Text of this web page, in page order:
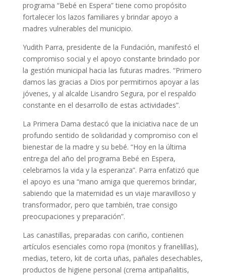
programa “Bebé en Espera” tiene como propósito
fortalecer los lazos familiares y brindar apoyo a
madres vulnerables del municipio.
Yudith Parra, presidente de la Fundación, manifestó el
compromiso social y el apoyo constante brindado por
la gestión municipal hacia las futuras madres. “Primero
damos las gracias a Dios por permitirnos apoyar a las
jóvenes, y al alcalde Lisandro Segura, por el respaldo
constante en el desarrollo de estas actividades”.
La Primera Dama destacó que la iniciativa nace de un
profundo sentido de solidaridad y compromiso con el
bienestar de la madre y su bebé. “Hoy en la última
entrega del año del programa Bebé en Espera,
celebramos la vida y la esperanza”. Parra enfatizó que
el apoyo es una “mano amiga que queremos brindar,
sabiendo que la maternidad es un viaje maravilloso y
transformador, pero que también, trae consigo
preocupaciones y preparación”.
Las canastillas, preparadas con cariño, contienen
artículos esenciales como ropa (monitos y franelillas),
medias, tetero, kit de corta uñas, pañales desechables,
productos de higiene personal (crema antipañalitis,